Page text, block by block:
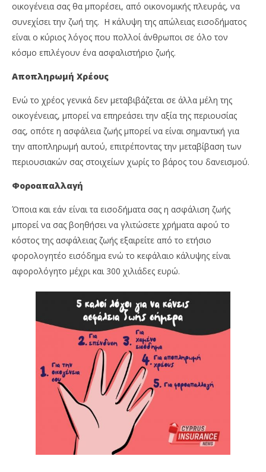
οικογένεια σας θα μπορέσει, από οικονομικής πλευράς, να
συνεχίσει την ζωή της. Η κάλυψη της απώλειας εισοδήματος
είναι ο κύριος λόγος που πολλοί άνθρωποι σε όλο τον
κόσμο επιλέγουν ένα ασφαλιστήριο ζωής.
Αποπληρωμή Χρέους
Ενώ το χρέος γενικά δεν μεταβιβάζεται σε άλλα μέλη της
οικογένειας, μπορεί να επηρεάσει την αξία της περιουσίας
σας, οπότε η ασφάλεια ζωής μπορεί να είναι σημαντική για
την αποπληρωμή αυτού, επιτρέποντας την μεταβίβαση των
περιουσιακών σας στοιχείων χωρίς το βάρος του δανεισμού.
Φοροαπαλλαγή
Όποια και εάν είναι τα εισοδήματα σας η ασφάλιση ζωής
μπορεί να σας βοηθήσει να γλιτώσετε χρήματα αφού το
κόστος της ασφάλειας ζωής εξαιρείτε από το ετήσιο
φορολογητέο εισόδημα ενώ το κεφάλαιο κάλυψης είναι
αφορολόγητο μέχρι και 300 χιλιάδες ευρώ.